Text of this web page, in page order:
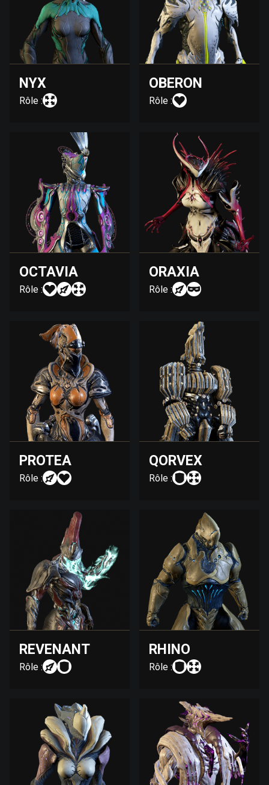
NYX
Rôle :
OBERON
Rôle :
OCTAVIA
Rôle :
ORAXIA
Rôle :
PROTEA
Rôle :
QORVEX
Rôle :
REVENANT
Rôle :
RHINO
Rôle :